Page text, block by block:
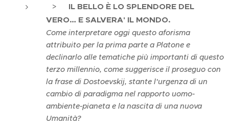
> IL BELLO È LO SPLENDORE DEL
VERO… E SALVERA' IL MONDO.
Come interpretare oggi questo aforisma
attribuito per la prima parte a Platone e
declinarlo alle tematiche più importanti di questo
terzo millennio, come suggerisce il proseguo con
la frase di Dostoevskij, stante l'urgenza di un
cambio di paradigma nel rapporto uomo-
ambiente-pianeta e la nascita di una nuova
Umanità?